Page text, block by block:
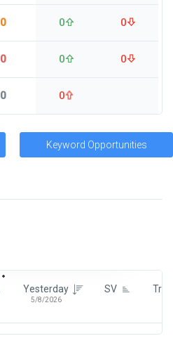
0 0 0
0 0 0
0 0
Keyword Opportunities
Yesterday
5/8/2026
SV